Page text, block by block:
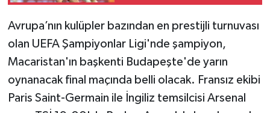
Avrupa’nın kulüpler bazından en prestijli turnuvası
olan UEFA Şampiyonlar Ligi'nde şampiyon,
Macaristan'ın başkenti Budapeşte'de yarın
oynanacak final maçında belli olacak. Fransız ekibi
Paris Saint-Germain ile İngiliz temsilcisi Arsenal